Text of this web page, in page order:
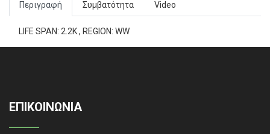
Περιγραφή Συμβατότητα Video
LIFE SPAN: 2.2K , REGION: WW
ΕΠΙΚΟΙΝΩΝΙΑ